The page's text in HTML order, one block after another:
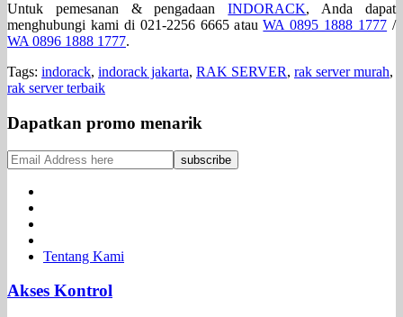
Untuk pemesanan & pengadaanINDORACK, Anda dapat
menghubungi kami di 021-2256 6665 atauWA 0895 1888 1777 /
WA 0896 1888 1777.
Tags: indorack, indorack jakarta, RAK SERVER, rak server murah,
rak server terbaik
Dapatkan promo menarik
Tentang Kami
Akses Kontrol